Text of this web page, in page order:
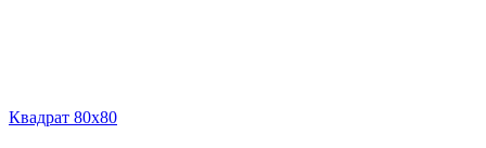
Квадрат 80х80